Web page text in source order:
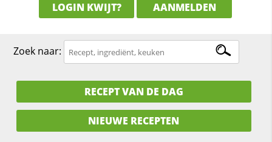
LOGIN KWIJT? AANMELDEN
Zoek naar:
RECEPT VAN DE DAG
NIEUWE RECEPTEN